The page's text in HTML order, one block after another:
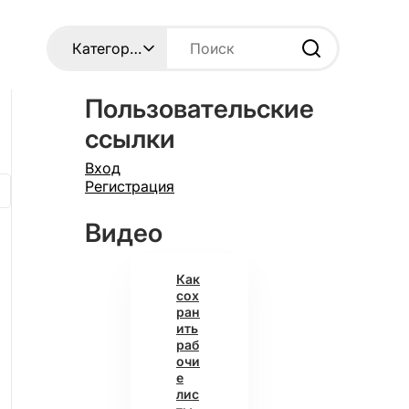
Пользовательские
ссылки
Вход
Регистрация
Видео
Как
сох
ран
ить
раб
очи
е
лис